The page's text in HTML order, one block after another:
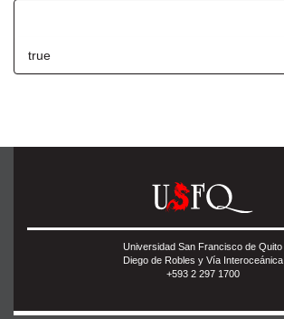
true
Universidad San Francisco de Quito
Diego de Robles y Vía Interoceánica
+593 2 297 1700